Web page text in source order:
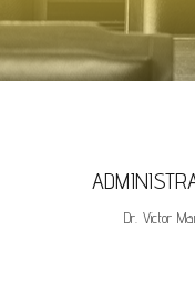
Dr. Victor